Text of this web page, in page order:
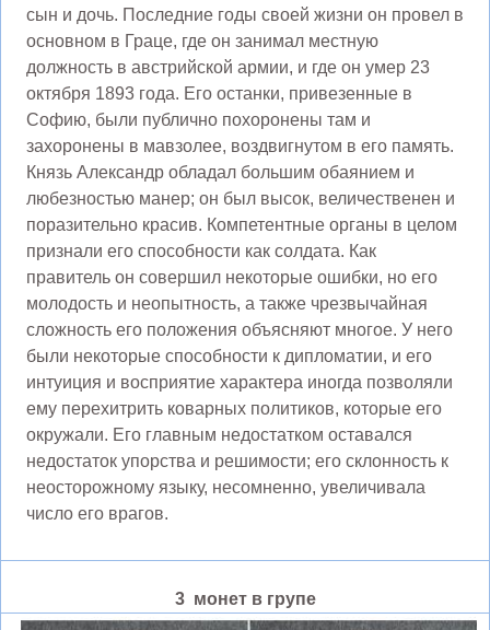
сын и дочь. Последние годы своей жизни он провел в
основном в Граце, где он занимал местную
должность в австрийской армии, и где он умер 23
октября 1893 года. Его останки, привезенные в
Софию, были публично похоронены там и
захоронены в мавзолее, воздвигнутом в его память.
Князь Александр обладал большим обаянием и
любезностью манер; он был высок, величественен и
поразительно красив. Компетентные органы в целом
признали его способности как солдата. Как
правитель он совершил некоторые ошибки, но его
молодость и неопытность, а также чрезвычайная
сложность его положения объясняют многое. У него
были некоторые способности к дипломатии, и его
интуиция и восприятие характера иногда позволяли
ему перехитрить коварных политиков, которые его
окружали. Его главным недостатком оставался
недостаток упорства и решимости; его склонность к
неосторожному языку, несомненно, увеличивала
число его врагов.
3 монет в групе